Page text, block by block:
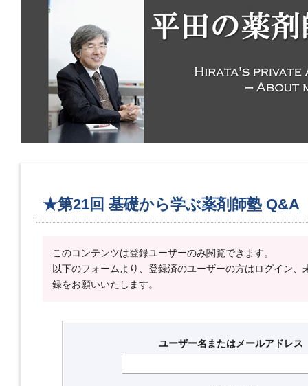
★第21回 基礎から学ぶ薬剤師塾 Q&A
このコンテンツは登録ユーザーのみ閲覧できます。
以下のフォームより、登録済のユーザーの方はログイン、
録をお願いいたします。
ユーザー名またはメールアドレス